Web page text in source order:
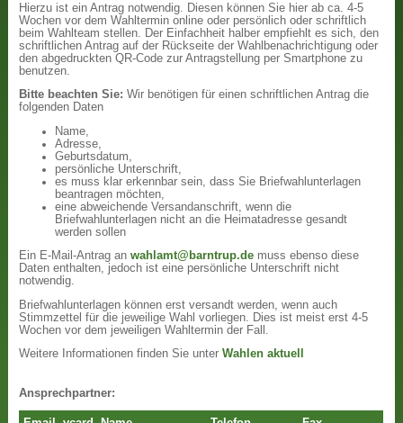
Hierzu ist ein Antrag notwendig. Diesen können Sie hier ab ca. 4-5
Wochen vor dem Wahltermin online oder persönlich oder schriftlich
beim Wahlteam stellen. Der Einfachheit halber empfiehlt es sich, den
schriftlichen Antrag auf der Rückseite der Wahlbenachrichtigung oder
den abgedruckten QR-Code zur Antragstellung per Smartphone zu
benutzen.
Bitte beachten Sie: Wir benötigen für einen schriftlichen Antrag die
folgenden Daten
Name,
Adresse,
Geburtsdatum,
persönliche Unterschrift,
es muss klar erkennbar sein, dass Sie Briefwahlunterlagen
beantragen möchten,
eine abweichende Versandanschrift, wenn die
Briefwahlunterlagen nicht an die Heimatadresse gesandt
werden sollen
Ein E-Mail-Antrag anwahlamt@barntrup.de muss ebenso diese
Daten enthalten, jedoch ist eine persönliche Unterschrift nicht
notwendig.
Briefwahlunterlagen können erst versandt werden, wenn auch
Stimmzettel für die jeweilige Wahl vorliegen. Dies ist meist erst 4-5
Wochen vor dem jeweiligen Wahltermin der Fall.
Weitere Informationen finden Sie unterWahlen aktuell
Ansprechpartner: